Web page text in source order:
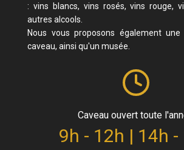
: vins blancs, vins rosés, vins rouge,
autres alcools.
Nous vous proposons également
caveau, ainsi qu'un musée.
Caveau ouvert toute
9h - 12h | 14h -